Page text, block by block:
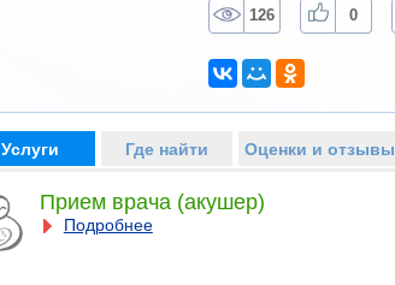
126 0
Услуги Где найти Оценки и отзывы
Прием врача (акушер)
Подробнее